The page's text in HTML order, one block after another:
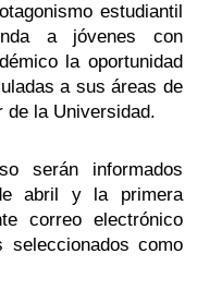
estudiantil
a jóvenes con
la oportunidad
a sus áreas de
de la Universidad.
serán informados
abril y la primera
correo electrónico
seleccionados como